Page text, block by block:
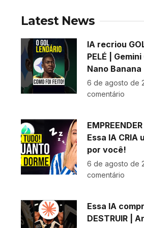
Latest News
IA recriou
PELÉ |
Nano Banana
6 de agosto de
comentário
Essa IA CRIA
por você!
6 de agosto de
comentário
Essa IA
DESTRUIR |